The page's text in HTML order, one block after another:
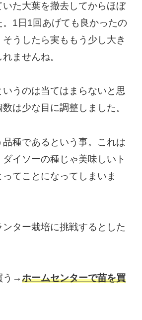
た大葉を撤去してからほぼ
1日1回あげても良かったの
うしたら実ももう少し大き
ませんね。
うのは当てはまらないと思
は少な目に調整しました。
種であるという事。これは
イソーの種じゃ美味しいト
てことになってしまいま
ンター栽培に挑戦するとした
う→ホームセンターで苗を買